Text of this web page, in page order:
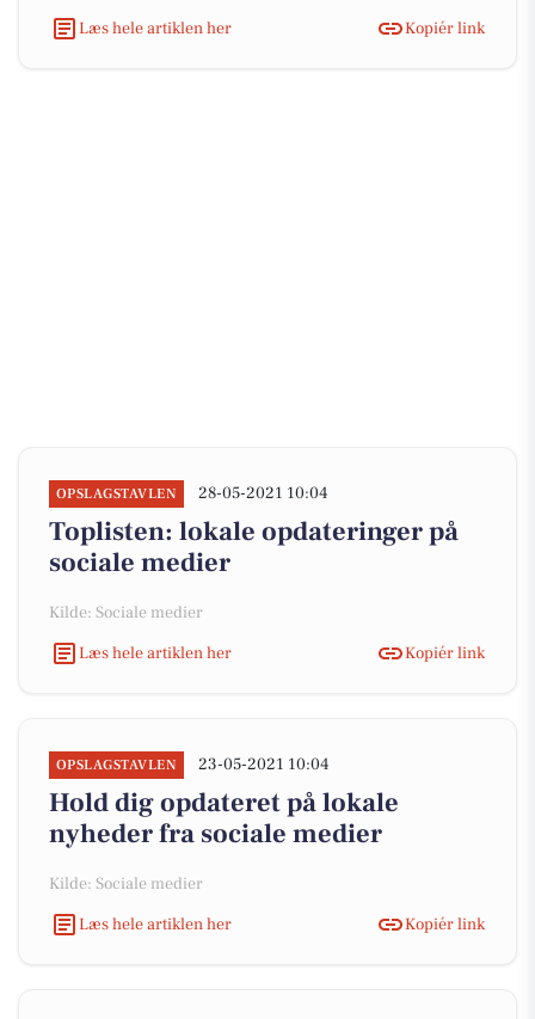
Læs hele artiklen her
Kopiér link
OPSLAGSTAVLEN 28-05-2021 10:04
Toplisten: lokale opdateringer på
sociale medier
Kilde: Sociale medier
Læs hele artiklen her
Kopiér link
OPSLAGSTAVLEN 23-05-2021 10:04
Hold dig opdateret på lokale
nyheder fra sociale medier
Kilde: Sociale medier
Læs hele artiklen her
Kopiér link